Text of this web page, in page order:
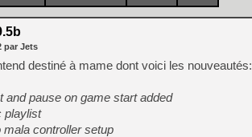
par Jets
destiné à mame dont voici les nouveautés:
and pause on game start added
playlist
mala controller setup